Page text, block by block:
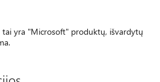
yra "Microsoft" produktų, išvardytų